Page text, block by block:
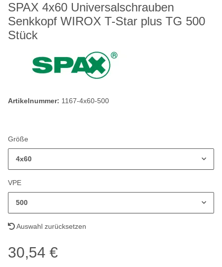
SPAX 4x60 Universalschrauben
Senkkopf WIROX T-Star plus TG 500
Stück
Artikelnummer: 1167-4x60-500
Größe
4x60
VPE
500
Auswahl zurücksetzen
30,54 €